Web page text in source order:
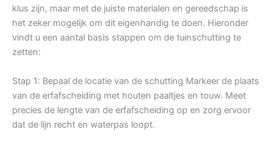
klus zijn, maar met de juiste materialen en gereedschap is
het zeker mogelijk om dit eigenhandig te doen. Hieronder
vindt u een aantal basis stappen om de tuinschutting te
zetten:
Stap 1: Bepaal de locatie van de schutting Markeer de plaats
van de erfafscheiding met houten paaltjes en touw. Meet
precies de lengte van de erfafscheiding op en zorg ervoor
dat de lijn recht en waterpas loopt.